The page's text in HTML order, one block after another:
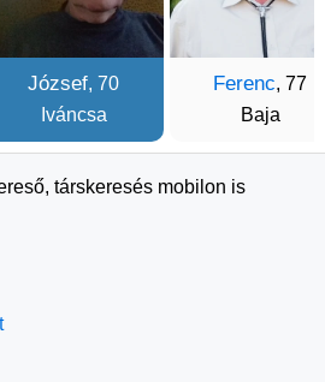
József, 70
Iváncsa
Ferenc, 77
Baja
társkeresés mobilon is